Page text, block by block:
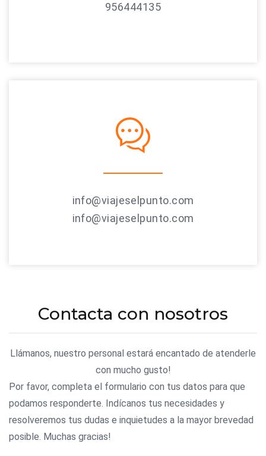
956444135
info@viajeselpunto.com
info@viajeselpunto.com
Contacta con nosotros
Llámanos, nuestro personal estará encantado de atenderle
con mucho gusto!
Por favor, completa el formulario con tus datos para que
podamos responderte. Indícanos tus necesidades y
resolveremos tus dudas e inquietudes a la mayor brevedad
posible. Muchas gracias!